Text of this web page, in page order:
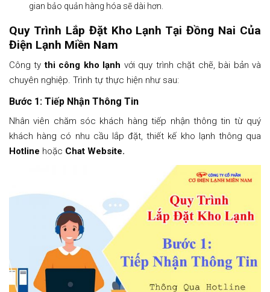
gian bảo quản hàng hóa sẽ dài hơn.
Quy Trình Lắp Đặt Kho Lạnh Tại Đồng Nai Của
Điện Lạnh Miền Nam
Công tythi công kho lạnh với quy trình chặt chẽ, bài bản và
chuyên nghiệp. Trình tự thực hiện như sau:
Bước 1: Tiếp Nhận Thông Tin
Nhân viên chăm sóc khách hàng tiếp nhận thông tin từ quý
khách hàng có nhu cầu lắp đặt, thiết kế kho lạnh thông qua
Hotline hoặc Chat Website.